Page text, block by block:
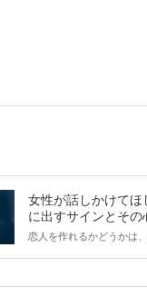
女性が話しかけてほ
に出すサインとその
は？
恋人を作れるかどうかは、